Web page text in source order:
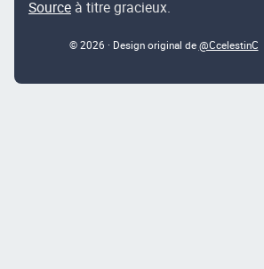
Source à titre gracieux.
© 2026 · Design original de @CcelestinC